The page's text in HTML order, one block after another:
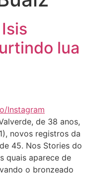
lua
de 38 anos,
novos registros da
45. Nos Stories do
quais aparece de
o bronzeado